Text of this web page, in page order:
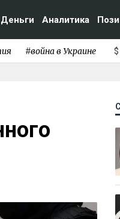
Деньги Аналитика
#война в Украине $